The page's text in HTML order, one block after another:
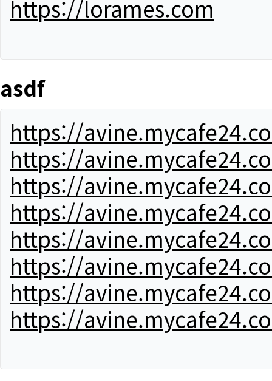
https://lorames.com
asdf
https://
https://
https://
https://
https://
https://
https://
https://